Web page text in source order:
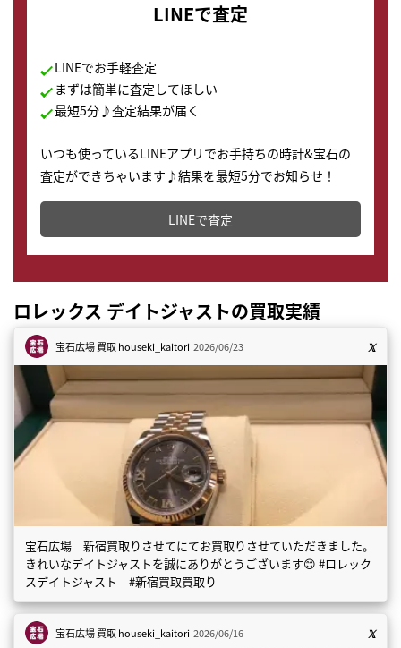
LINEで査定
LINEでお手軽査定
まずは簡単に査定してほしい
最短5分♪査定結果が届く
いつも使っているLINEアプリでお手持ちの時計&宝石の
査定ができちゃいます♪結果を最短5分でお知らせ！
どこからでもすぐに査定金額を知ることが出来ます。
LINEで査定
ロレックス デイトジャストの買取実績
宝石広場 買取houseki_kaitori 2026/06/23
宝石広場 新宿買取りさせてにてお買取りさせていただきました。
きれいなデイトジャストを誠にありがとうございます😊 #ロレック
スデイトジャスト #新宿買取買取り
宝石広場 買取houseki_kaitori 2026/06/16